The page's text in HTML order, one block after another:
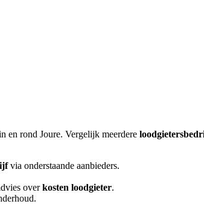
en rond Joure. Vergelijk meerdere
via onderstaande aanbieders.
overkosten loodgieter.